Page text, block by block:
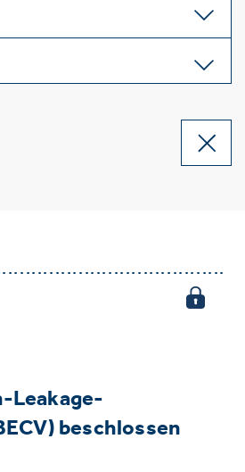
Leakage-
beschlossen